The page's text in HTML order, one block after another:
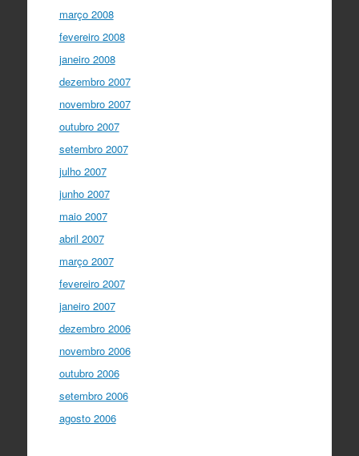
março 2008
fevereiro 2008
janeiro 2008
dezembro 2007
novembro 2007
outubro 2007
setembro 2007
julho 2007
junho 2007
maio 2007
abril 2007
março 2007
fevereiro 2007
janeiro 2007
dezembro 2006
novembro 2006
outubro 2006
setembro 2006
agosto 2006